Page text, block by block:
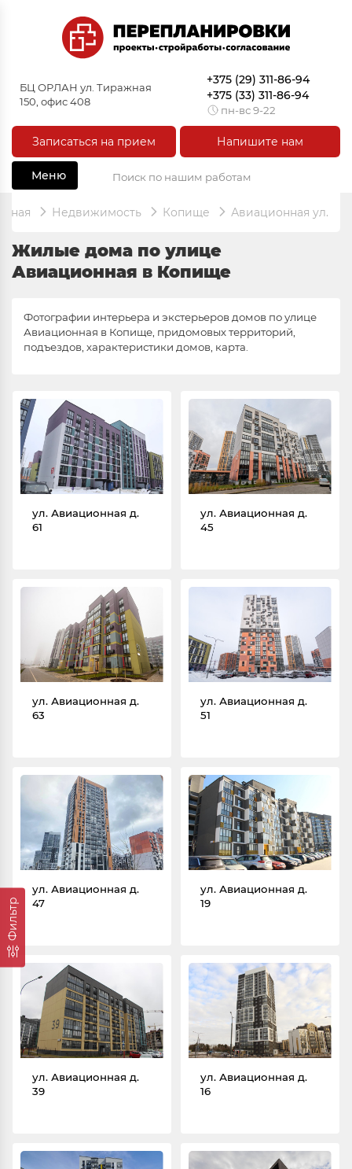
БЦ ОРЛАН ул. Тиражная
150, офис 408
+375 (29) 311-86-94
+375 (33) 311-86-94
пн-вс 9-22
Записаться на прием Напишите нам
Меню
Недвижимость Копище Авиационная ул.
Жилые дома по улице
Авиационная в Копище
Фильтр
Фотографии интерьера и экстерьеров домов по улице
Авиационная в Копище, придомовых территорий,
подъездов, характеристики домов, карта.
ул. Авиационная д.
61
ул. Авиационная д.
45
ул. Авиационная д.
63
ул. Авиационная д.
51
ул. Авиационная д.
47
ул. Авиационная д.
19
ул. Авиационная д.
39
ул. Авиационная д.
16